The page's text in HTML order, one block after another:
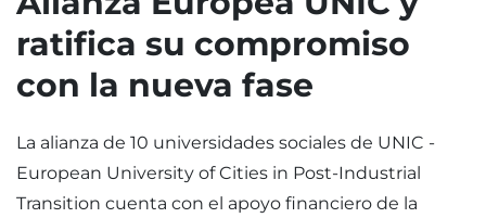
ratifica su compromiso
con la nueva fase
La alianza de 10 universidades sociales de UNIC -
European University of Cities in Post-Industrial
Transition cuenta con el apoyo financiero de la